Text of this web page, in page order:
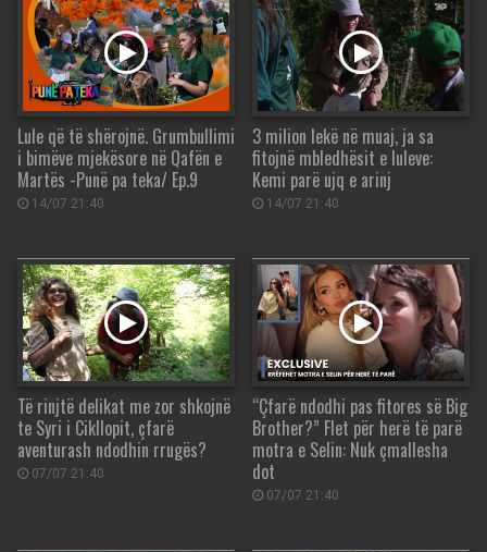
Lule që të shërojnë. Grumbullimi
i bimëve mjekësore në Qafën e
Martës -Punë pa teka/ Ep.9
14/07 21:40
3 milion lekë në muaj, ja sa
fitojnë mbledhësit e luleve:
Kemi parë ujq e arinj
14/07 21:40
Të rinjtë delikat me zor shkojnë
te Syri i Cikllopit, çfarë
aventurash ndodhin rrugës?
07/07 21:40
“Çfarë ndodhi pas fitores së Big
Brother?” Flet për herë të parë
motra e Selin: Nuk çmallesha
dot
07/07 21:40